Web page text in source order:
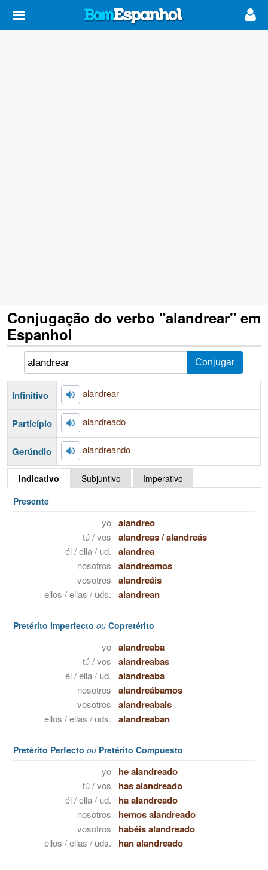
Conjugação do verbo "alandrear" em
Espanhol
Infinitivo alandrear
Particípio alandreado
Gerúndio alandreando
Indicativo Subjuntivo
Imperativo
Presente
yo alandreo
tú / vos alandreas/alandreás
él / ella / ud. alandrea
nosotros alandreamos
vosotros alandreáis
ellos / ellas / uds. alandrean
Pretérito Imperfecto ou Copretérito
yo alandreaba
tú / vos alandreabas
él / ella / ud. alandreaba
nosotros alandreábamos
vosotros alandreabais
ellos / ellas / uds. alandreaban
Pretérito Perfecto ou Pretérito Compuesto
yo he alandreado
tú / vos has alandreado
él / ella / ud. ha alandreado
nosotros hemos alandreado
vosotros habéis alandreado
ellos / ellas / uds. han alandreado